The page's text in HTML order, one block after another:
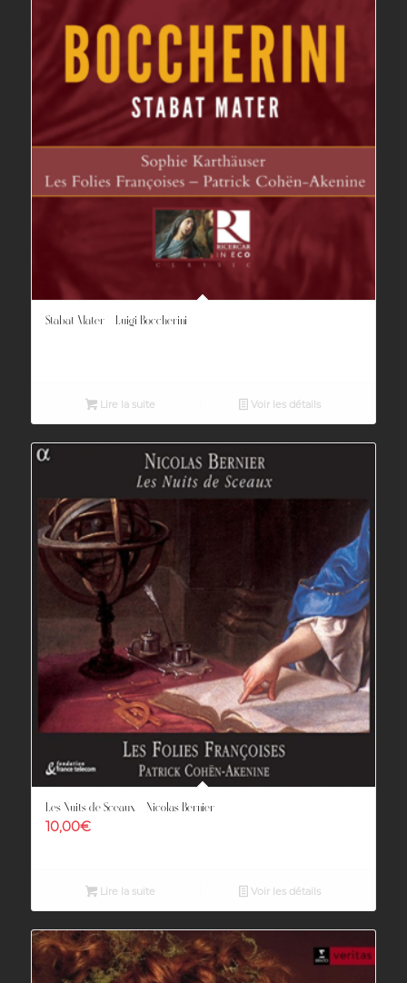
Stabat Mater – Luigi Boccherini
Lire la suite Voir les détails
Les Nuits de Sceaux – Nicolas Bernier
10,00€
Lire la suite Voir les détails